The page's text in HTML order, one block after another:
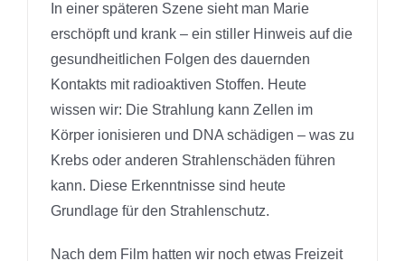
In einer späteren Szene sieht man Marie
erschöpft und krank – ein stiller Hinweis auf die
gesundheitlichen Folgen des dauernden
Kontakts mit radioaktiven Stoffen. Heute
wissen wir: Die Strahlung kann Zellen im
Körper ionisieren und DNA schädigen – was zu
Krebs oder anderen Strahlenschäden führen
kann. Diese Erkenntnisse sind heute
Grundlage für den Strahlenschutz.
Nach dem Film hatten wir noch etwas Freizeit